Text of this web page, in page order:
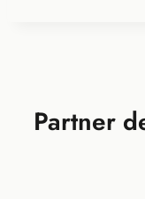
Partner